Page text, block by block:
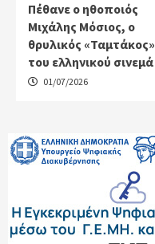
Πέθανε ο ηθοποιός
Μιχάλης Μόσιος, ο
θρυλικός «Ταμτάκος»
του ελληνικού σινεμά
01/07/2026